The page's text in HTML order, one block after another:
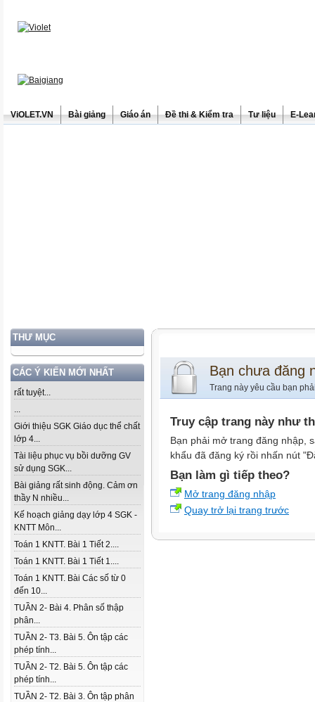
ViOLET.VN Bài giảng Giáo án Đề thi & Kiểm tra Tư liệu E-
THƯ MỤC
CÁC Ý KIẾN MỚI NHẤT
rất tuyệt...
...
Giới thiệu SGK Giáo dục thể chất
lớp 4...
Tài liệu phục vụ bồi dưỡng GV
sử dụng SGK...
Bài giảng rất sinh động. Cảm ơn
thầy N nhiều...
Kế hoạch giảng dạy lớp 4 SGK -
KNTT Môn...
Toán 1 KNTT. Bài 1 Tiết 2....
Toán 1 KNTT. Bài 1 Tiết 1....
Toán 1 KNTT. Bài Các số từ 0
đến 10...
TUẦN 2- Bài 4. Phân số thập
phân...
TUẦN 2- T3. Bài 5. Ôn tập các
phép tính...
TUẦN 2- T2. Bài 5. Ôn tập các
phép tính...
TUẦN 2- T2. Bài 3. Ôn tập phân
Bạn chưa đăng
Trang này yêu cầu bạn
Truy cập trang này như
Bạn phải mở trang đăng nhập,
khẩu đã đăng ký rồi nhấn nút
Bạn làm gì tiếp theo?
Mở trang đăng nhập
Quay trở lại trang trước